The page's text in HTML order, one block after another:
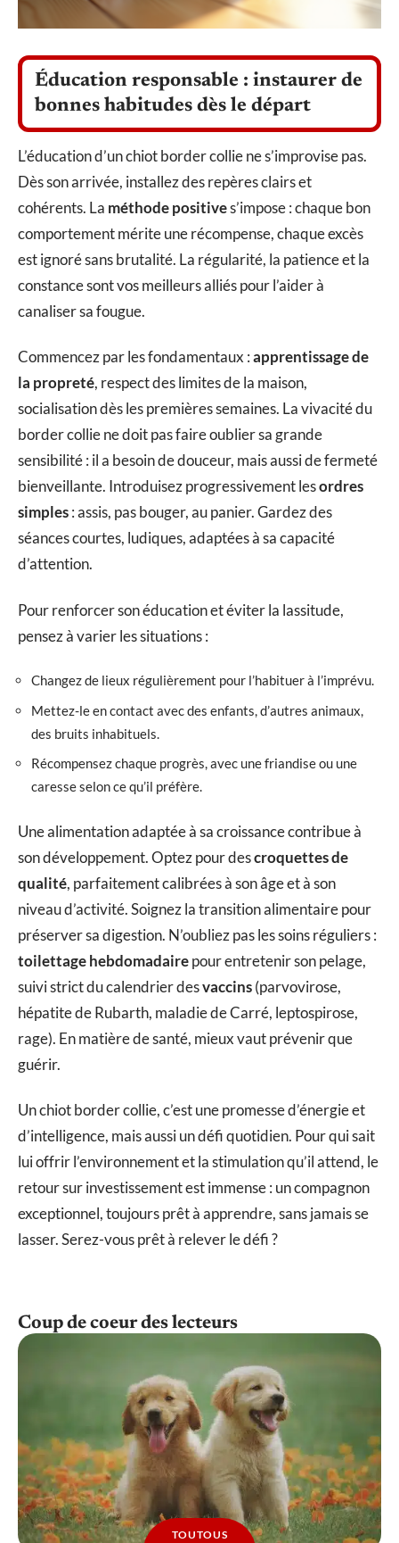
Éducation responsable : instaurer de
bonnes habitudes dès le départ
L’éducation d’un chiot border collie ne s’improvise pas.
Dès son arrivée, installez des repères clairs et
cohérents. La méthode positives’impose : chaque bon
comportement mérite une récompense, chaque excès
est ignoré sans brutalité. La régularité, la patience et la
constance sont vos meilleurs alliés pour l’aider à
canaliser sa fougue.
Commencez par les fondamentaux :apprentissage de
la propreté, respect des limites de la maison,
socialisation dès les premières semaines. La vivacité du
border collie ne doit pas faire oublier sa grande
sensibilité : il a besoin de douceur, mais aussi de fermeté
bienveillante. Introduisez progressivement lesordres
simples: assis, pas bouger, au panier. Gardez des
séances courtes, ludiques, adaptées à sa capacité
d’attention.
Pour renforcer son éducation et éviter la lassitude,
pensez à varier les situations :
Changez de lieux régulièrement pour l’habituer à l’imprévu.
Mettez-le en contact avec des enfants, d’autres animaux,
des bruits inhabituels.
Récompensez chaque progrès, avec une friandise ou une
caresse selon ce qu’il préfère.
Une alimentation adaptée à sa croissance contribue à
son développement. Optez pour descroquettes de
qualité, parfaitement calibrées à son âge et à son
niveau d’activité. Soignez la transition alimentaire pour
préserver sa digestion. N’oubliez pas les soins réguliers :
toilettage hebdomadairepour entretenir son pelage,
suivi strict du calendrier desvaccins(parvovirose,
hépatite de Rubarth, maladie de Carré, leptospirose,
rage). En matière de santé, mieux vaut prévenir que
guérir.
Un chiot border collie, c’est une promesse d’énergie et
d’intelligence, mais aussi un défi quotidien. Pour qui sait
lui offrir l’environnement et la stimulation qu’il attend, le
retour sur investissement est immense : un compagnon
exceptionnel, toujours prêt à apprendre, sans jamais se
lasser. Serez-vous prêt à relever le défi ?
Coup de coeur des lecteurs
TOUTOUS